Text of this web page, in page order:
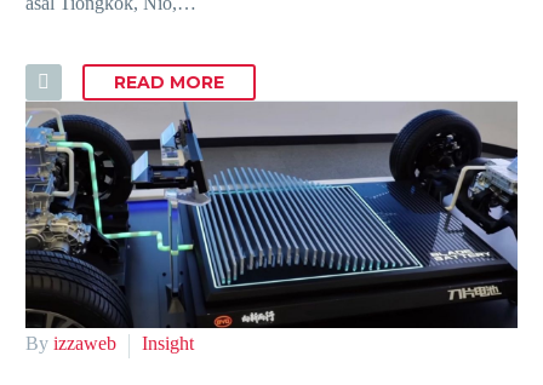
READ MORE
By izzaweb Insight